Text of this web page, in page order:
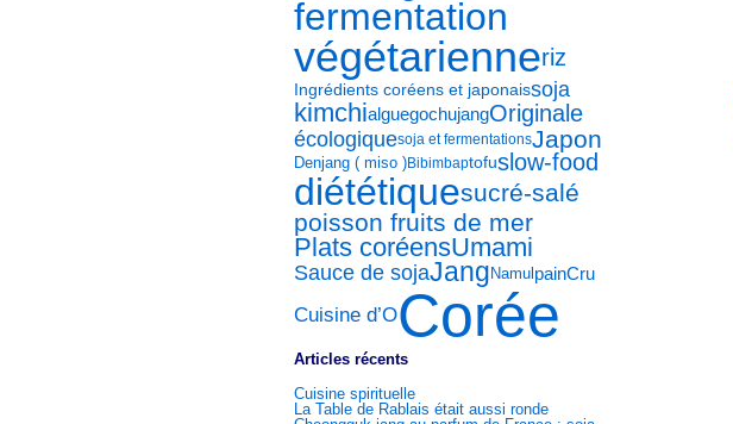
fermentation
végétarienneriz
Ingrédients coréens et japonaissoja
kimchialguegochujangOriginale
écologiquesoja et fermentationsJapon
Denjang ( miso )Bibimbaptofuslow-food
diététiquesucré-salé
poisson fruits de mer
Plats coréensUmami
Sauce de sojaJangNamulpainCru
Cuisine d’OCorée
Articles récents
Cuisine spirituelle
La Table de Rablais était aussi ronde